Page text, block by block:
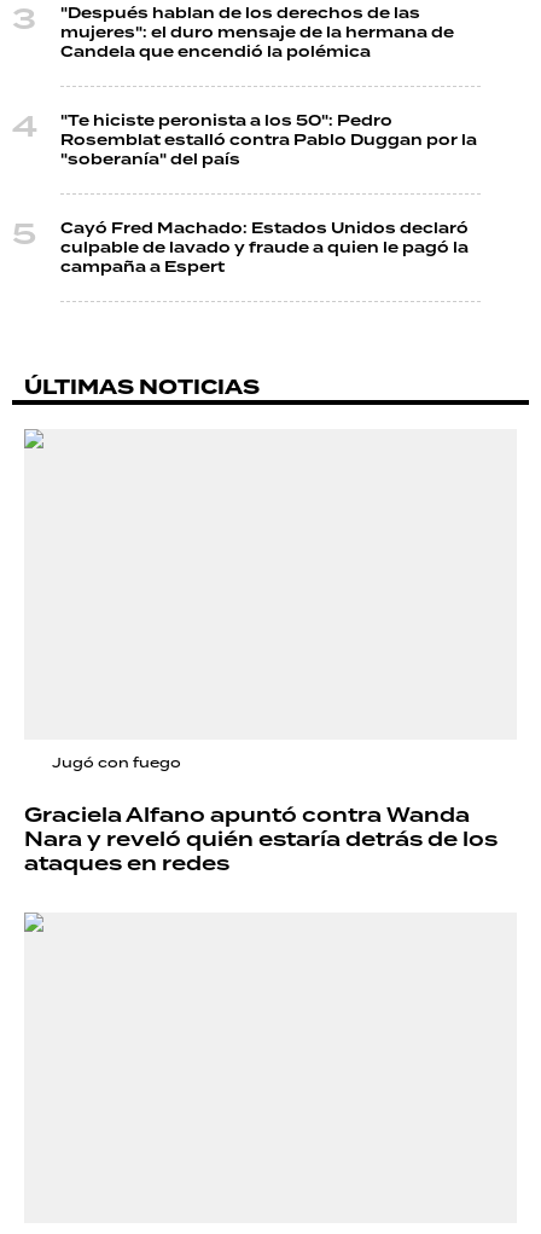
"Después hablan de los derechos de las
mujeres": el duro mensaje de la hermana de
Candela que encendió la polémica
"Te hiciste peronista a los 50": Pedro
Rosemblat estalló contra Pablo Duggan por la
"soberanía" del país
Cayó Fred Machado: Estados Unidos declaró
culpable de lavado y fraude a quien le pagó la
campaña a Espert
ÚLTIMAS NOTICIAS
Jugó con fuego
Graciela Alfano apuntó contra Wanda
Nara y reveló quién estaría detrás de los
ataques en redes